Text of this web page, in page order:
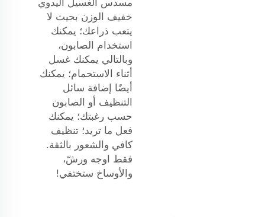
مسدس الغسيل اليدوي
خفيف الوزن بحيث لا
يتعب ذراعك؛ يمكنك
استخدام الصابون،
وبالتالي يمكنك غسل
أثناء الاستحمام؛ يمكنك
أيضًا إضافة سائل
التنظيف أو الصابون
حسب رغبتك؛ يمكنك
فعل ما تريد؛ تنظيف
كافي والشعور بالثقة.
فقط اوجه ورشّ،
والأوساخ ستختفي!